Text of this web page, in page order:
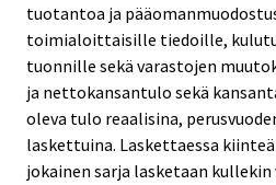
tuotantoa ja
toimialoittaisille tiedoille,
tuonnille sekä varastojen
ja nettokansantulo sekä
oleva tulo reaalisina,
laskettuina. Laskettaessa
jokainen sarja lasketaan